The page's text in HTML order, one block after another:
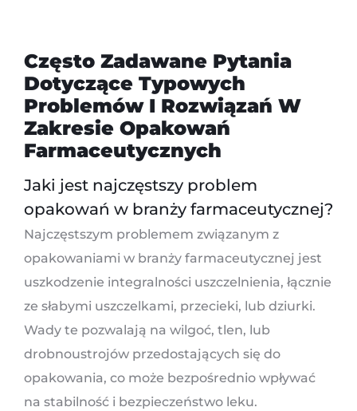
Często Zadawane Pytania
Dotyczące Typowych
Problemów I Rozwiązań W
Zakresie Opakowań
Farmaceutycznych
Jaki jest najczęstszy problem
opakowań w branży farmaceutycznej?
Najczęstszym problemem związanym z
opakowaniami w branży farmaceutycznej jest
uszkodzenie integralności uszczelnienia, łącznie
ze słabymi uszczelkami, przecieki, lub dziurki.
Wady te pozwalają na wilgoć, tlen, lub
drobnoustrojów przedostających się do
opakowania, co może bezpośrednio wpływać
na stabilność i bezpieczeństwo leku.